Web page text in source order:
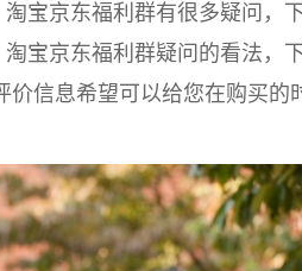
宝京东福利群有很多疑问，
宝京东福利群疑问的看法，
信息希望可以给您在购买的